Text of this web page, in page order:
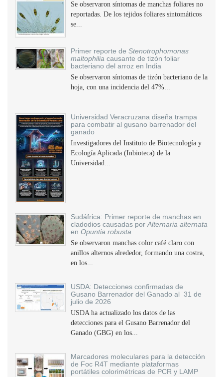
Se observaron síntomas de manchas foliares no
reportadas. De los tejidos foliares sintomáticos
se...
Primer reporte de Stenotrophomonas
maltophilia causante de tizón foliar
bacteriano del arroz en India
Se observaron síntomas de tizón bacteriano de la
hoja, con una incidencia del 47%...
Universidad Veracruzana diseña trampa
para combatir al gusano barrenador del
ganado
Investigadores del Instituto de Biotecnología y
Ecología Aplicada (Inbioteca) de la
Universidad...
Sudáfrica: Primer reporte de manchas en
cladodios causadas por Alternaria alternata
en Opuntia robusta
Se observaron manchas color café claro con
anillos alternos alrededor, formando una costra,
en los...
USDA: Detecciones confirmadas de
Gusano Barrenador del Ganado al 31 de
julio de 2026
USDA ha actualizado los datos de las
detecciones para el Gusano Barrenador del
Ganado (GBG) en los...
Marcadores moleculares para la detección
de Foc R4T mediante plataformas
portátiles colorimétricas de PCR y LAMP